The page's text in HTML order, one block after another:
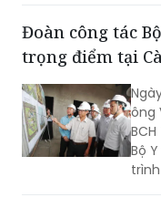
ông
Bộ
Bệnh viện Việt